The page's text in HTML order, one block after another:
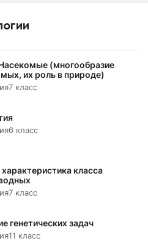
(многообразие
их роль в природе)
7 класс
6 класс
класса
7 класс
генетических задач
11 класс